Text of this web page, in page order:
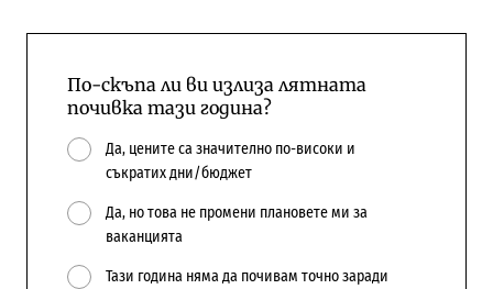
По-скъпа ли ви излиза лятната
почивка тази година?
Да, цените са значително по-високи и
съкратих дни/бюджет
Да, но това не промени плановете ми за
ваканцията
Тази година няма да почивам точно заради